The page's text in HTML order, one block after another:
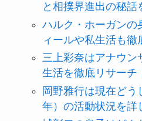
と相撲界進出の秘話
ハルク・ホーガンの
ィールや私生活も徹
三上彩奈はアナウン
生活を徹底リサーチ
岡野雅行は現在どう
年）の活動状況を詳